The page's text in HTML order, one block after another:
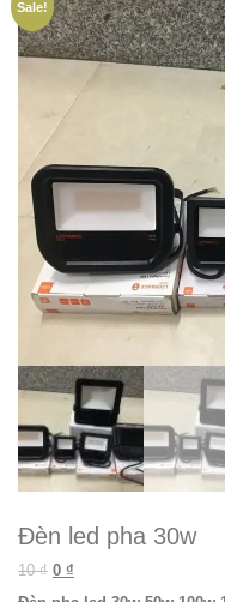
Sale!
Đèn led pha 30w
10₫ Original price was: 10 ₫.
0 ₫